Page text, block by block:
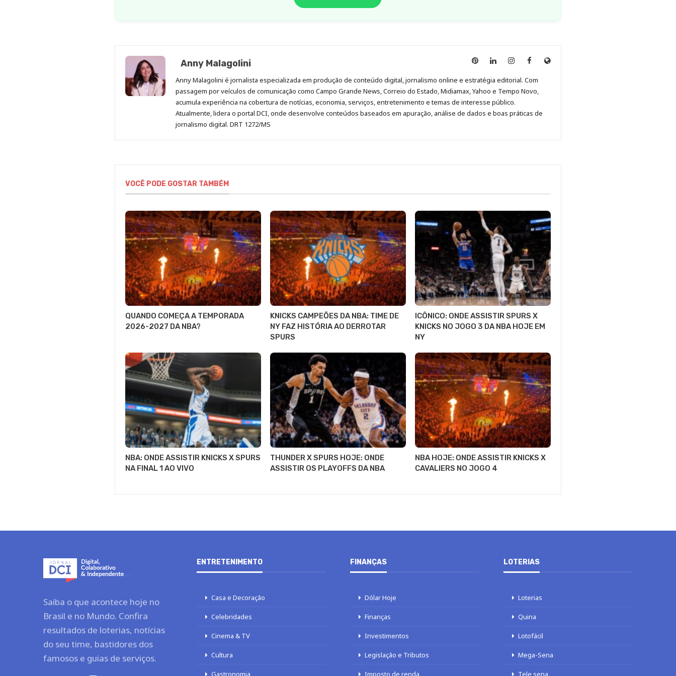
Anny Malagolini
Anny
no
Pinterest
Anny
no
LinkedIn
Anny
no
Instagram
Anny
no
Facebook
Site
Anny Malagolini é jornalista especializada em produção de conteúdo digital, jornalismo online e estratégia editorial. Com
passagem por veículos de comunicação como Campo Grande News, Correio do Estado, Midiamax, Yahoo e Tempo Novo,
acumula experiência na cobertura de notícias, economia, serviços, entretenimento e temas de interesse público.
Atualmente, lidera o portal DCI, onde desenvolve conteúdos baseados em apuração, análise de dados e boas práticas de
jornalismo digital. DRT 1272/MS
VOCÊ PODE GOSTAR TAMBÉM
QUANDO COMEÇA A TEMPORADA
2026-2027 DA NBA?
KNICKS CAMPEÕES DA NBA: TIME DE
NY FAZ HISTÓRIA AO DERROTAR
SPURS
ICÔNICO: ONDE ASSISTIR SPURS X
KNICKS NO JOGO 3 DA NBA HOJE EM
NY
NBA: ONDE ASSISTIR KNICKS X SPURS
NA FINAL 1 AO VIVO
THUNDER X SPURS HOJE: ONDE
ASSISTIR OS PLAYOFFS DA NBA
NBA HOJE: ONDE ASSISTIR KNICKS X
CAVALIERS NO JOGO 4
Saiba o que acontece hoje no
Brasil e no Mundo. Confira
resultados de loterias, notícias
do seu time, bastidores dos
famosos e guias de serviços.
ENTRETENIMENTO
Casa e Decoração
Celebridades
Cinema & TV
Cultura
Gastronomia
FINANÇAS
Dólar Hoje
Finanças
Investimentos
Legislação e Tributos
Imposto de renda
LOTERIAS
Loterias
Quina
Lotofácil
Mega-Sena
Tele sena